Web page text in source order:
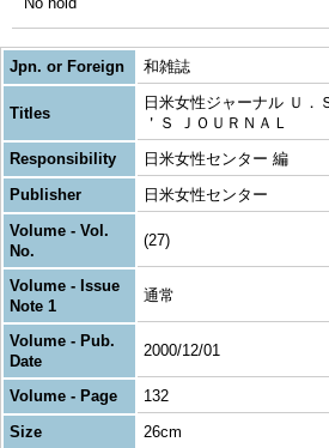
Jpn. or Foreign 和雑誌
Titles
日米女性ジャーナル Ｕ．
＇Ｓ ＪＯＵＲＮＡＬ
Responsibility
日米女性センター 編
Publisher
日米女性センター
Volume - Vol.
No.
(27)
Volume - Issue
Note 1
通常
Volume - Pub.
Date
2000/12/01
Volume - Page
132
Size
26cm